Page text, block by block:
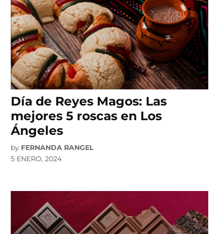
Día de Reyes Magos: Las
mejores 5 roscas en Los
Ángeles
by FERNANDA RANGEL
5 ENERO, 2024